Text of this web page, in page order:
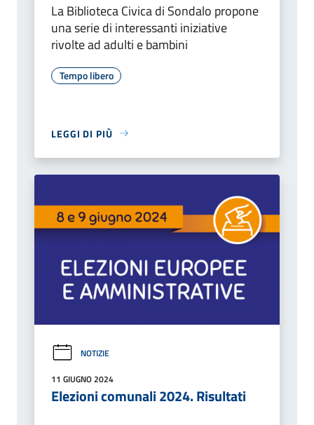
La Biblioteca Civica di Sondalo propone
una serie di interessanti iniziative
rivolte ad adulti e bambini
Tempo libero
LEGGI DI PIÙ
NOTIZIE
11 GIUGNO 2024
Elezioni comunali 2024. Risultati